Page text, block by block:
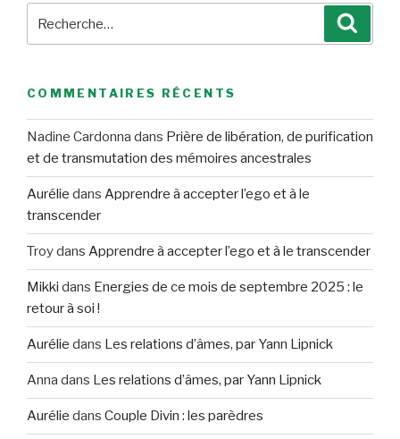
pour
COMMENTAIRES RÉCENTS
Nadine Cardonna dans Prière de libération, de purification
et de transmutation des mémoires ancestrales
Aurélie dans Apprendre à accepter l’ego et à le
transcender
Troydans Apprendre à accepter l’ego et à le transcender
Mikki dans Energies de ce mois de septembre 2025 : le
retour à soi !
Aurélie dans Les relations d’âmes, par Yann Lipnick
Anna dans Les relations d’âmes, par Yann Lipnick
Aurélie dans Couple Divin : les parèdres